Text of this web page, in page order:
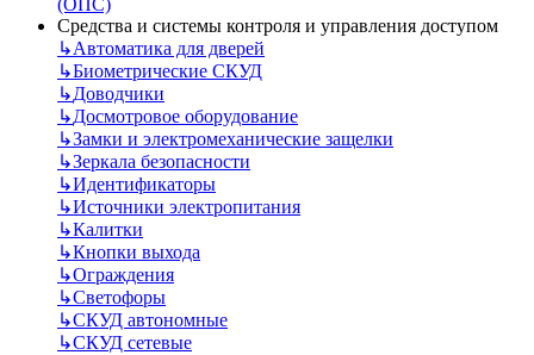
(ОПС)
Средства и системы контроля и управления доступом
↳Автоматика для дверей
↳Биометрические СКУД
↳Доводчики
↳Досмотровое оборудование
↳Замки и электромеханические защелки
↳Зеркала безопасности
↳Идентификаторы
↳Источники электропитания
↳Калитки
↳Кнопки выхода
↳Ограждения
↳Светофоры
↳СКУД автономные
↳СКУД сетевые